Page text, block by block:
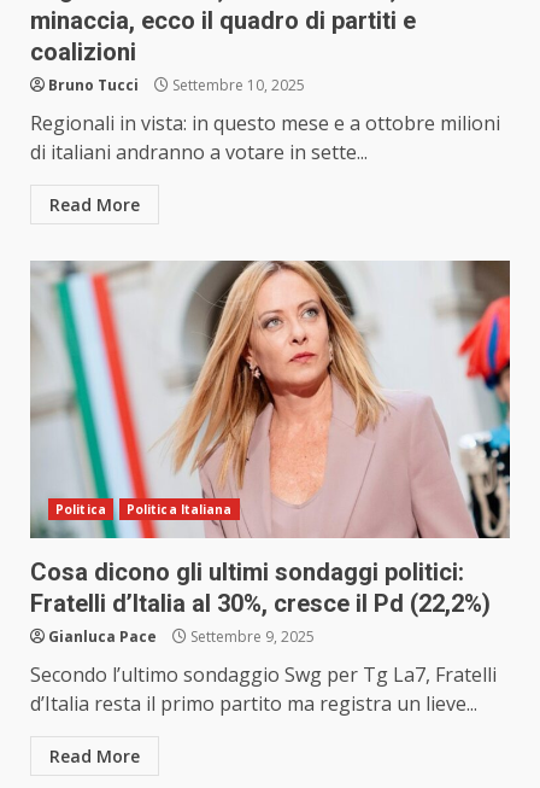
minaccia, ecco il quadro di partiti e
coalizioni
Bruno Tucci Settembre 10, 2025
Regionali in vista: in questo mese e a ottobre milioni
di italiani andranno a votare in sette...
Read More
Politica Politica Italiana
Cosa dicono gli ultimi sondaggi politici:
Fratelli d’Italia al 30%, cresce il Pd (22,2%)
Gianluca Pace Settembre 9, 2025
Secondo l’ultimo sondaggio Swg per Tg La7, Fratelli
d’Italia resta il primo partito ma registra un lieve...
Read More